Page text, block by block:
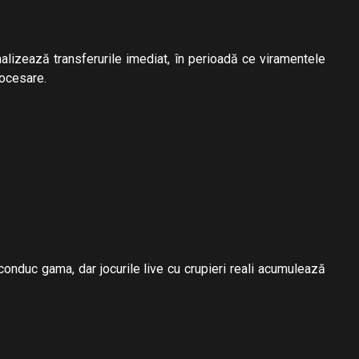
transferurile imediat, în perioadă ce viramentele
gama, dar jocurile live cu crupieri reali acumulează